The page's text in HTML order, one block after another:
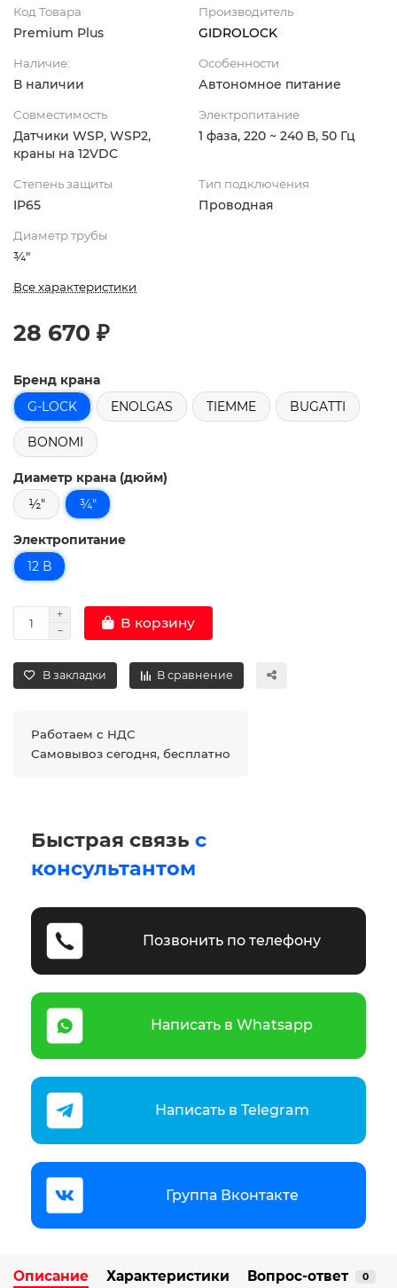
Код Товара
Premium Plus
Производитель
GIDROLOCK
Наличие:
В наличии
Особенности
Автономное питание
Совместимость
Датчики WSP, WSP2,
краны на 12VDC
Электропитание
1 фаза, 220 ~ 240 В, 50 Гц
Степень защиты
IP65
Тип подключения
Проводная
Диаметр трубы
¾"
Все характеристики
28 670 ₽
Бренд крана
G-LOCK
ENOLGAS TIEMME BUGATTI
BONOMI
Диаметр крана (дюйм)
½"
¾"
Электропитание
12 В
В корзину
В закладки В сравнение
Работаем с НДС
Самовывоз сегодня, бесплатно
Быстрая связь с
консультантом
Позвонить по телефону
Написать в Whatsapp
Написать в Telegram
Группа Вконтакте
Описание Характеристики Вопрос-ответ 0